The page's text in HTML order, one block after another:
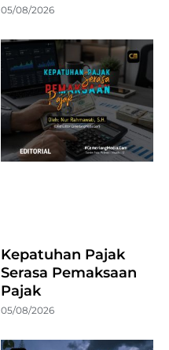
05/08/2026
Kepatuhan Pajak
Serasa Pemaksaan
Pajak
05/08/2026